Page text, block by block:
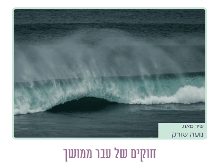
שיר מאת
נועה שורק
חוקים של עבר ממושך